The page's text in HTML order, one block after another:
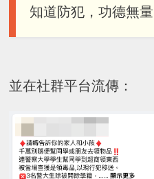
知道防犯，功德無量
並在社群平台流傳：